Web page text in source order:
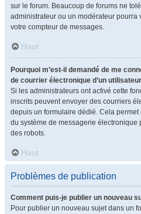
sur le forum. Beaucoup de forums ne
administrateur ou un modérateur pourra
votre compteur de messages.
Haut
Pourquoi m’est-il demandé de me
de courrier électronique d’un
Si les administrateurs ont activé cette
inscrits peuvent envoyer des courriers
depuis un formulaire dédié. Cela
du système de messagerie
des robots.
Haut
Problèmes de publication
Comment puis-je publier un nouveau
Pour publier un nouveau sujet dans un